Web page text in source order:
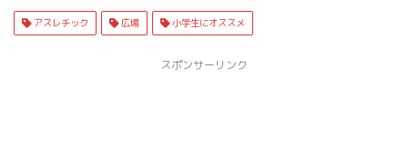
アスレチック 広場 小学生にオススメ
スポンサーリンク